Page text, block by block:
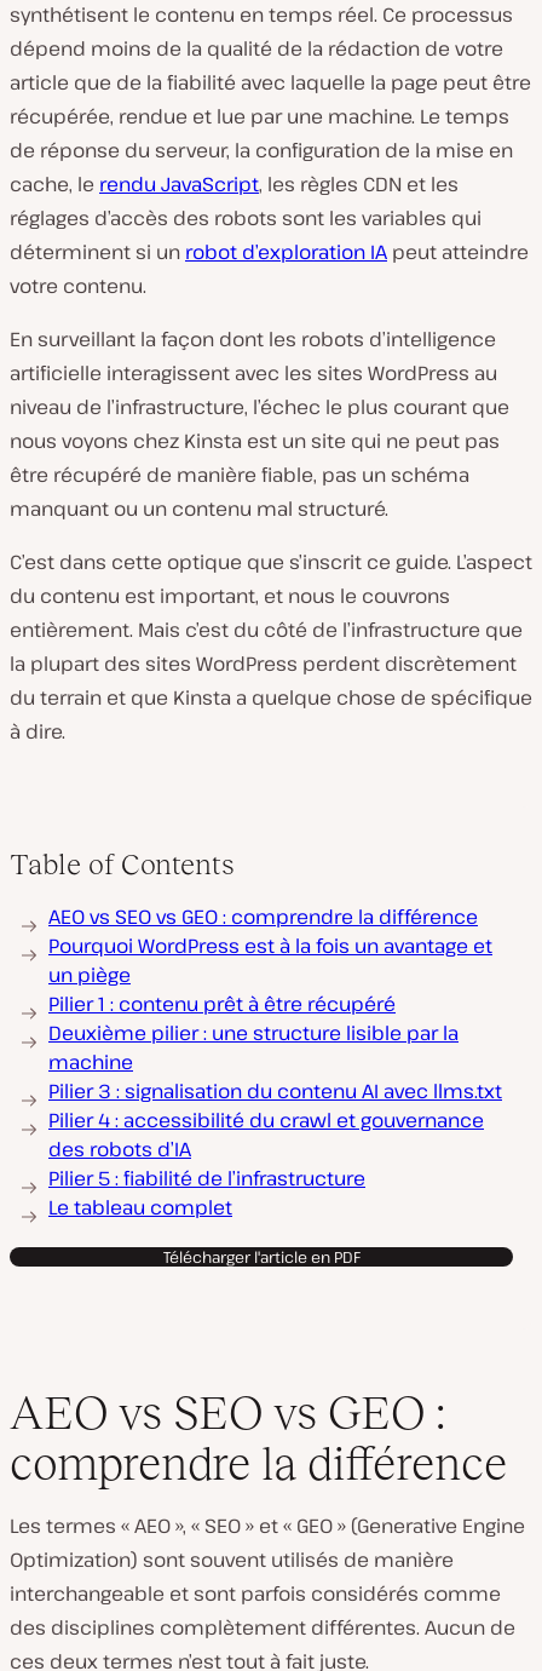
synthétisent le contenu en temps réel. Ce processus
dépend moins de la qualité de la rédaction de votre
article que de la fiabilité avec laquelle la page peut être
récupérée, rendue et lue par une machine. Le temps
de réponse du serveur, la configuration de la mise en
cache, le rendu JavaScript, les règles CDN et les
réglages d’accès des robots sont les variables qui
déterminent si un robot d’exploration IA peut atteindre
votre contenu.
En surveillant la façon dont les robots d’intelligence
artificielle interagissent avec les sites WordPress au
niveau de l’infrastructure, l’échec le plus courant que
nous voyons chez Kinsta est un site qui ne peut pas
être récupéré de manière fiable, pas un schéma
manquant ou un contenu mal structuré.
C’est dans cette optique que s’inscrit ce guide. L’aspect
du contenu est important, et nous le couvrons
entièrement. Mais c’est du côté de l’infrastructure que
la plupart des sites WordPress perdent discrètement
du terrain et que Kinsta a quelque chose de spécifique
à dire.
Table of Contents
AEO vs SEO vs GEO : comprendre la différence
Pourquoi WordPress est à la fois un avantage et
un piège
Pilier 1 : contenu prêt à être récupéré
Deuxième pilier : une structure lisible par la
machine
Pilier 3 : signalisation du contenu AI avec llms.txt
Pilier 4 : accessibilité du crawl et gouvernance
des robots d’IA
Pilier 5 : fiabilité de l’infrastructure
Le tableau complet
Télécharger l'article en PDF
AEO vs SEO vs GEO :
comprendre la différence
Les termes « AEO », « SEO » et « GEO » (Generative Engine
Optimization) sont souvent utilisés de manière
interchangeable et sont parfois considérés comme
des disciplines complètement différentes. Aucun de
ces deux termes n’est tout à fait juste.